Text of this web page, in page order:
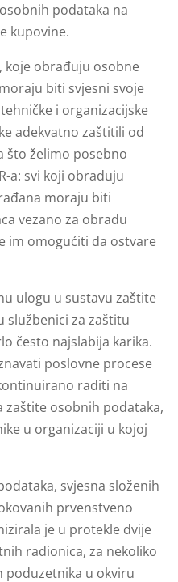
podataka na
kupovine.
koje obrađuju osobne
biti svjesni svoje
i organizacijske
adekvatno zaštitili od
što želimo posebno
a: svi koji obrađuju
moraju biti
vezano za obradu
im omogućiti da ostvare
ulogu u sustavu zaštite
službenici za zaštitu
često najslabija karika.
poslovne procese
raditi na
osobnih podataka,
u organizaciji u kojoj
svjesna složenih
prvenstveno
je u protekle dvije
radionica, za nekoliko
poduzetnika u okviru